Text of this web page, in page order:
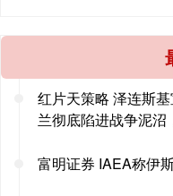
红片天策略 泽连斯
兰彻底陷进战争泥沼
富明证券 IAEA称伊